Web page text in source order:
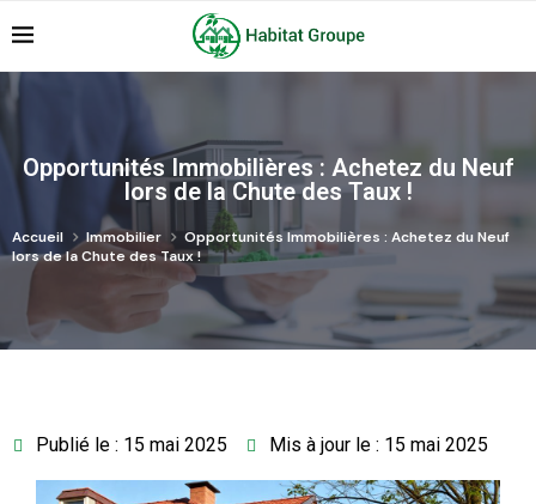
Opportunités Immobilières : Achetez du Neuf
lors de la Chute des Taux !
Accueil Immobilier
Opportunités Immobilières : Achetez du Neuf
lors de la Chute des Taux !
Publié le : 15 mai 2025 Mis à jour le : 15 mai 2025